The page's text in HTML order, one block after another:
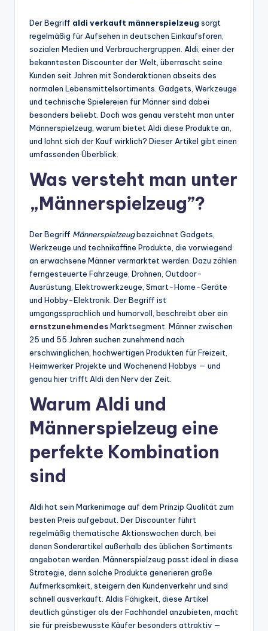
Der Begriff aldi verkauft männerspielzeug sorgt
regelmäßig für Aufsehen in deutschen Einkaufsforen,
sozialen Medien und Verbrauchergruppen. Aldi, einer der
bekanntesten Discounter der Welt, überrascht seine
Kunden seit Jahren mit Sonderaktionen abseits des
normalen Lebensmittelsortiments. Gadgets, Werkzeuge
und technische Spielereien für Männer sind dabei
besonders beliebt. Doch was genau versteht man unter
Männerspielzeug, warum bietet Aldi diese Produkte an,
und lohnt sich der Kauf wirklich? Dieser Artikel gibt einen
umfassenden Überblick.
Was versteht man unter
„Männerspielzeug”?
Der Begriff Männerspielzeugbezeichnet Gadgets,
Werkzeuge und technikaffine Produkte, die vorwiegend
an erwachsene Männer vermarktet werden. Dazu zählen
ferngesteuerte Fahrzeuge, Drohnen, Outdoor-
Ausrüstung, Elektrowerkzeuge, Smart-Home-Geräte
und Hobby-Elektronik. Der Begriff ist
umgangssprachlich und humorvoll, beschreibt aber ein
ernstzunehmendesMarktsegment. Männer zwischen
25 und 55 Jahren suchen zunehmend nach
erschwinglichen, hochwertigen Produkten für Freizeit,
Heimwerker Projekte und Wochenend Hobbys — und
genau hier trifft Aldi den Nerv der Zeit.
Warum Aldi und
Männerspielzeug eine
perfekte Kombination
sind
Aldi hat sein Markenimage auf dem Prinzip Qualität zum
besten Preis aufgebaut. Der Discounter führt
regelmäßig thematische Aktionswochen durch, bei
denen Sonderartikel außerhalb des üblichen Sortiments
angeboten werden. Männerspielzeug passt ideal in diese
Strategie, denn solche Produkte generieren große
Aufmerksamkeit, steigern den Kundenverkehr und sind
schnell ausverkauft. Aldis Fähigkeit, diese Artikel
deutlich günstiger als der Fachhandel anzubieten, macht
sie für preisbewusste Käufer besonders attraktiv —